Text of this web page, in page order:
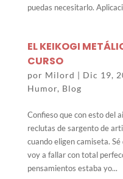
puedas necesitarlo.
EL KEIKOGI
CURSO
por Milord | Dic 19,
Humor, Blog
Confieso que con esto del
reclutas de sargento de
cuando eligen camiseta.
voy a fallar con total
pensamientos estaba yo...